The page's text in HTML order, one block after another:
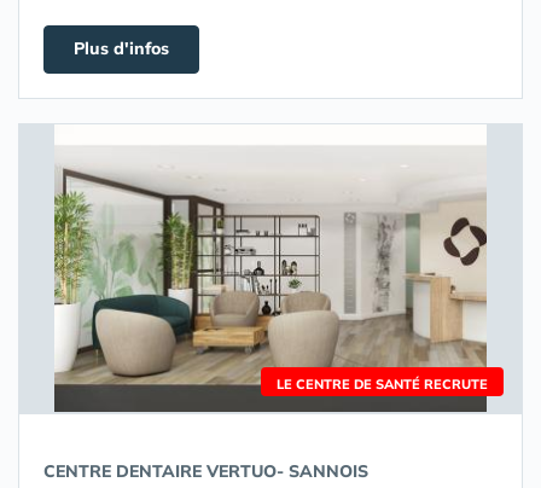
Plus d'infos
LE CENTRE DE SANTÉ RECRUTE
CENTRE DENTAIRE VERTUO- SANNOIS